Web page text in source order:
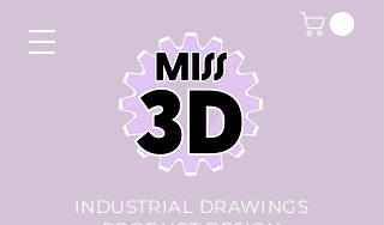
INDUSTRIAL DRAWINGS